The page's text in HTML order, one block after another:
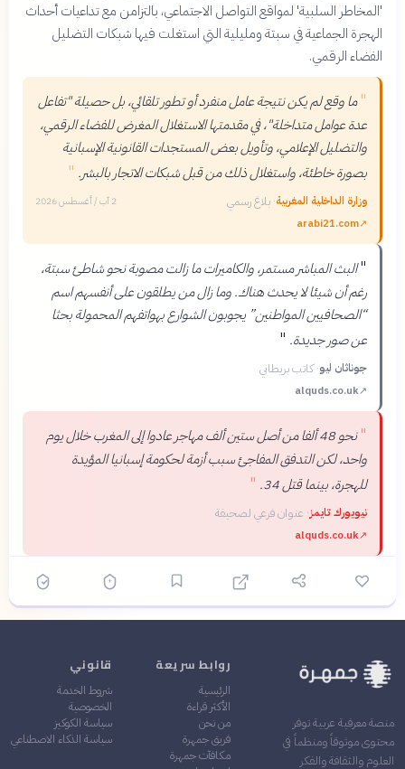
'المخاطر السلبية' لمواقع التواصل الاجتماعي، بالتزامن مع تداعيات أحداث
الهجرة الجماعية في سبتة ومليلية التي استغلت فيها شبكات التضليل
الفضاء الرقمي.
" ما وقع لم يكن نتيجة عامل منفرد أو تطور تلقائي، بل حصيلة "تفاعل
عدة عوامل متداخلة"، في مقدمتها الاستغلال المغرض للفضاء الرقمي،
والتضليل الإعلامي، وتأويل بعض المستجدات القانونية الإسبانية
بصورة خاطئة، واستغلال ذلك من قبل شبكات الاتجار بالبشر. "
وزارة الداخلية المغربية· بلاغ رسمي 2 آب / أغسطس 2026
↗
arabi21.com
"البث المباشر مستمر، والكاميرات ما زالت مصوبة نحو شاطئ سبتة،
رغم أن شيئا لا يحدث هناك. وما زال من يطلقون على أنفسهم اسم
“الصحافيين المواطنين” يجوبون الشوارع بهواتفهم المحمولة بحثا
عن صور جديدة. "
جوناثان ليو·كاتب بريطاني
↗
alquds.co.uk
"
نحو 48 ألفا من أصل ستين ألف مهاجر عادوا إلى المغرب خلال يوم
واحد، لكن التدفق المفاجئ سبب أزمة لحكومة إسبانيا المؤيدة
للهجرة، بينما قتل 34.
"
نيويورك تايمز· عنوان فرعي لصحيفة
↗
alquds.co.uk
منصة معرفية عربية توفر
محتوى موثوقاً ومنظماً في
العلوم والثقافة والفكر
روابط سريعة
الرئيسية
الأكثر قراءة
من نحن
فريق جمهرة
مكافآت جمهرة
قانوني
شروط الخدمة
الخصوصية
سياسة الكوكيز
سياسة الذكاء الاصطناعي